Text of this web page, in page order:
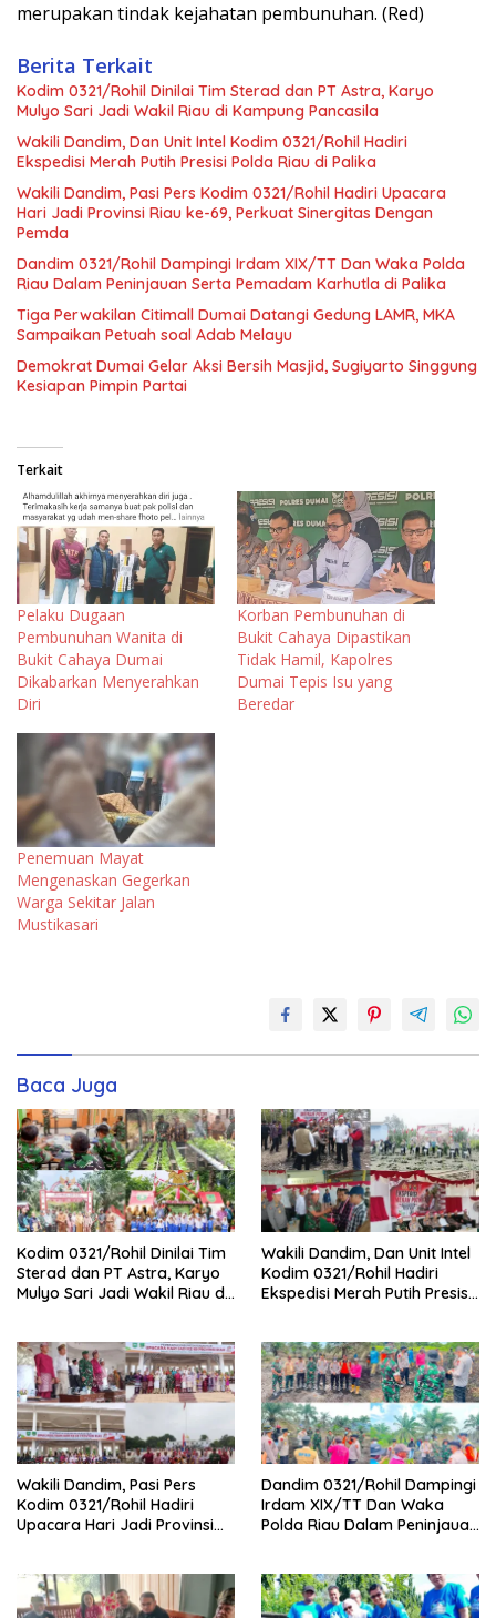
merupakan tindak kejahatan pembunuhan. (Red)
Berita Terkait
Kodim 0321/Rohil Dinilai Tim Sterad dan PT Astra, Karyo
Mulyo Sari Jadi Wakil Riau di Kampung Pancasila
Wakili Dandim, Dan Unit Intel Kodim 0321/Rohil Hadiri
Ekspedisi Merah Putih Presisi Polda Riau di Palika
Wakili Dandim, Pasi Pers Kodim 0321/Rohil Hadiri Upacara
Hari Jadi Provinsi Riau ke-69, Perkuat Sinergitas Dengan
Pemda
Dandim 0321/Rohil Dampingi Irdam XIX/TT Dan Waka Polda
Riau Dalam Peninjauan Serta Pemadam Karhutla di Palika
Tiga Perwakilan Citimall Dumai Datangi Gedung LAMR, MKA
Sampaikan Petuah soal Adab Melayu
Demokrat Dumai Gelar Aksi Bersih Masjid, Sugiyarto Singgung
Kesiapan Pimpin Partai
Terkait
Pelaku Dugaan
Pembunuhan Wanita di
Bukit Cahaya Dumai
Dikabarkan Menyerahkan
Diri
Korban Pembunuhan di
Bukit Cahaya Dipastikan
Tidak Hamil, Kapolres
Dumai Tepis Isu yang
Beredar
Penemuan Mayat
Mengenaskan Gegerkan
Warga Sekitar Jalan
Mustikasari
Baca Juga
Kodim 0321/Rohil Dinilai Tim
Sterad dan PT Astra, Karyo
Mulyo Sari Jadi Wakil Riau di
Wakili Dandim, Dan Unit Intel
Kodim 0321/Rohil Hadiri
Ekspedisi Merah Putih Presisi
Wakili Dandim, Pasi Pers
Kodim 0321/Rohil Hadiri
Upacara Hari Jadi Provinsi
Dandim 0321/Rohil Dampingi
Irdam XIX/TT Dan Waka
Polda Riau Dalam Peninjauan